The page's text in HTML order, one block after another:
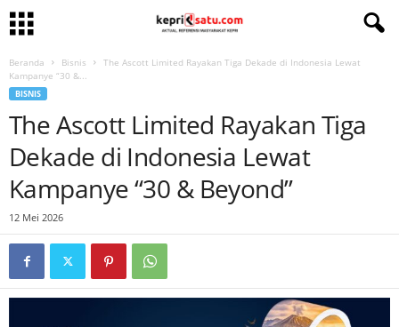
Beranda Bisnis
The Ascott Limited Rayakan Tiga Dekade di Indonesia Lewat
Kampanye “30 &...
BISNIS
The Ascott Limited Rayakan Tiga
Dekade di Indonesia Lewat
Kampanye “30 & Beyond”
12 Mei 2026